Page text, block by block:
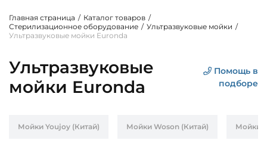
Главная страница / Каталог товаров /
Стерилизационное оборудование / Ультразвуковые мойки /
Ультразвуковые мойки Euronda
Ультразвуковые
мойки Euronda
Помощь в
подборе
Мойки Youjoy (Китай) Мойки Woson (Китай) Мойки